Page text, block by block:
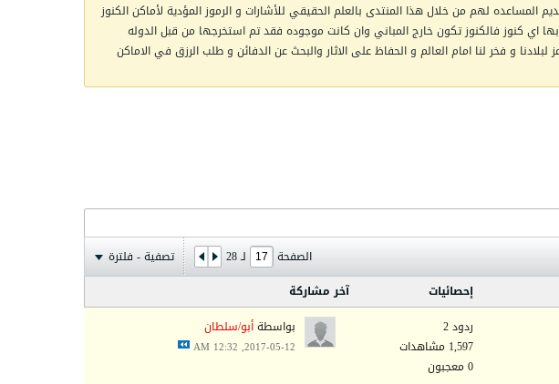
المساعده لهم من خلال هذا المنتدى بالعلم الحقيقي للأشارات و الرموز المؤدية لأماكن الكنوز
بها اي كنوز فالكنوز تكون خارج المباني وان كانت موجوده فقد تم استخرجها من قبل الدوله
و فخر لنا امام العالم و الحفاظ على الاثار والبحث عن الدفائن و طلب الرزق في الاماكن
الصفحة لـ28
تصفية - فلترة
إحصائيات
آخر مشاركة
ردود 2
1,597 مشاهدات
0 معجبون
بواسطةأبو/سلطان
2017-05-12, 12:32 AM